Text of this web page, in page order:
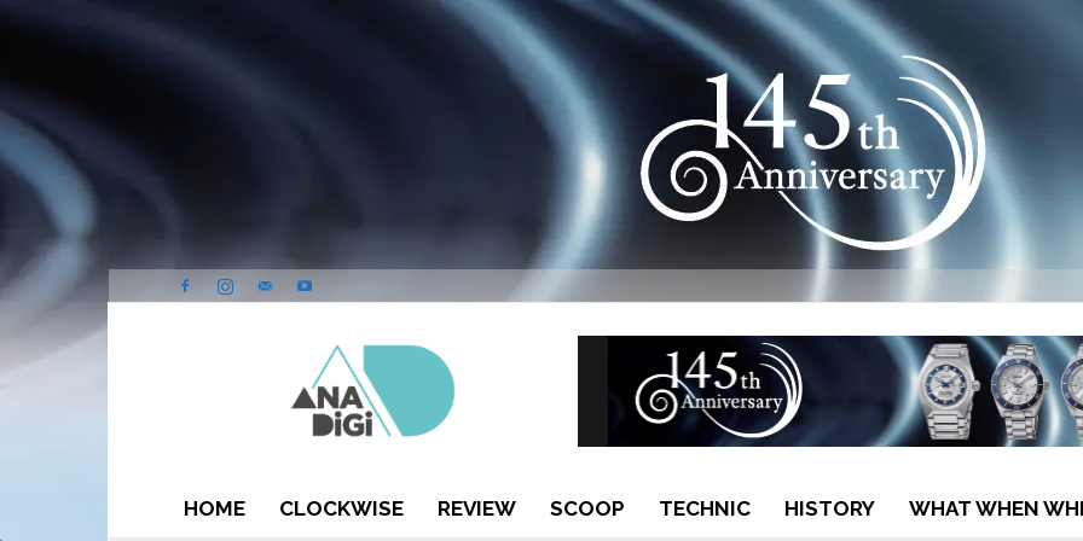
HOME CLOCKWISE REVIEW SCOOP TECHNIC HISTORY WHAT WHEN